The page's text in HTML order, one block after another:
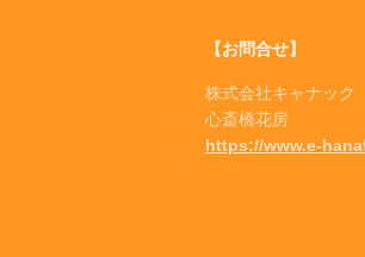
ー
シ
ョ
【お問合せ】
株式会社キャナック
心斎橋花房
https://www.e-